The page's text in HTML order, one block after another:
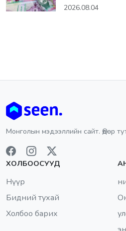
2026.08.04
Монголын мэдээллийн сайт. Өдөр
ХОЛБООСУУД
Нүүр
Бидний тухай
Холбоо барих